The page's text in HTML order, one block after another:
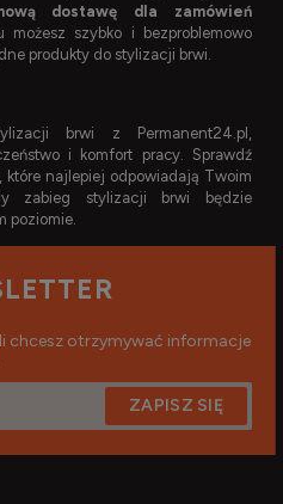
dostawę dla zamówień
możesz szybko i bezproblemowo
produkty do stylizacji brwi.
brwi z Permanent24.pl,
i komfort pracy. Sprawdź
najlepiej odpowiadają Twoim
zabieg stylizacji brwi będzie
poziomie.
chcesz otrzymywać informacje
ZAPISZ SIĘ